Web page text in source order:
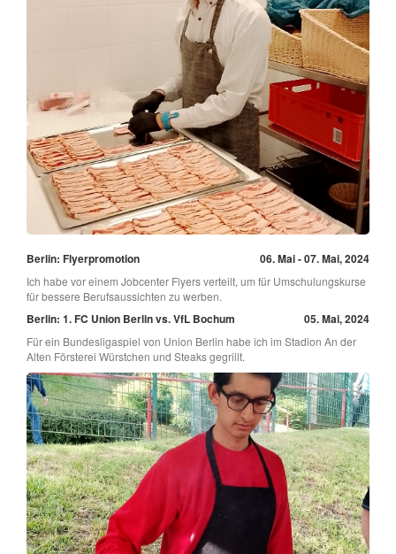
Berlin: Flyerpromotion 06. Mai - 07. Mai, 2024
Ich habe vor einem Jobcenter Flyers verteilt, um für Umschulungskurse
für bessere Berufsaussichten zu werben.
Berlin: 1. FC Union Berlin vs. VfL Bochum 05. Mai, 2024
Für ein Bundesligaspiel von Union Berlin habe ich im Stadion An der
Alten Försterei Würstchen und Steaks gegrillt.